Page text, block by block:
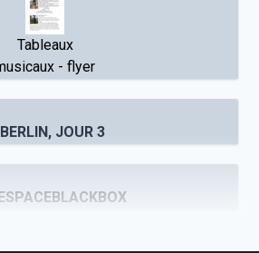
Tableaux
- flyer
JOUR 3